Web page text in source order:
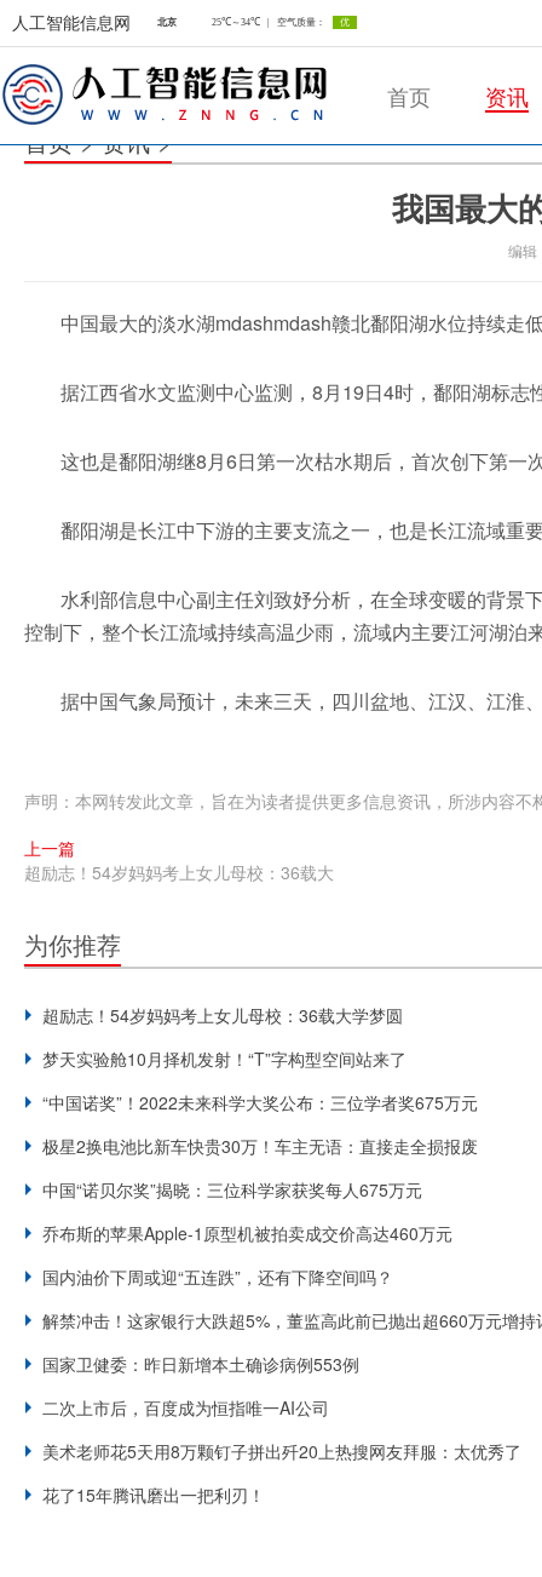
人工智能信息网
首页 资讯
首页>资讯>
我国最大
编辑
中国最大的淡水湖mdashmdash赣北鄱阳湖水位持续走
据江西省水文监测中心监测，8月19日4时，鄱阳湖标
这也是鄱阳湖继8月6日第一次枯水期后，首次创下第一
鄱阳湖是长江中下游的主要支流之一，也是长江流域重
水利部信息中心副主任刘致妤分析，在全球变暖的背景
控制下，整个长江流域持续高温少雨，流域内主要江河湖
据中国气象局预计，未来三天，四川盆地、江汉、江
声明：本网转发此文章，旨在为读者提供更多信息资讯，所涉内容
上一篇
超励志！54岁妈妈考上女儿母校：36载大
为你推荐
超励志！54岁妈妈考上女儿母校：36载大学梦圆
梦天实验舱10月择机发射！“T”字构型空间站来了
“中国诺奖”！2022未来科学大奖公布：三位学者奖675万元
极星2换电池比新车快贵30万！车主无语：直接走全损报废
中国“诺贝尔奖”揭晓：三位科学家获奖每人675万元
乔布斯的苹果Apple-1原型机被拍卖成交价高达460万元
国内油价下周或迎“五连跌”，还有下降空间吗？
解禁冲击！这家银行大跌超5%，董监高此前已抛出超660万元增持
国家卫健委：昨日新增本土确诊病例553例
二次上市后，百度成为恒指唯一AI公司
美术老师花5天用8万颗钉子拼出歼20上热搜网友拜服：太优秀了
花了15年腾讯磨出一把利刃！